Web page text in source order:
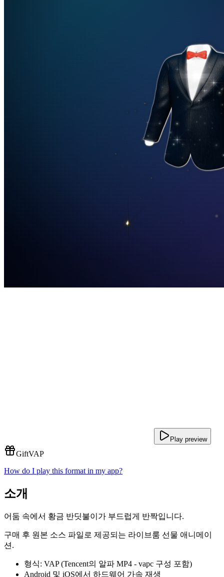
Play preview
GiftVAP
How do I play this format in my app?
소개
어둠 속에서 황금 반딧불이가 부드럽게 반짝입니다.
구매 후 원본 소스 파일로 제공되는 라이브룸 선물 애니메이
션.
형식: VAP (Tencent의 알파 MP4 - vapc 구성 포함)
Android 및 iOS에서 하드웨어 가속 재생